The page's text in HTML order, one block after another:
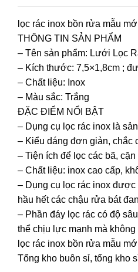
lọc rác inox bồn rửa mẫu
THÔNG TIN SẢN PHẨM
– Tên sản phẩm: Lưới Lọc
– Kích thước: 7,5×1,8cm ;
– Chất liệu: Inox
– Màu sắc: Trắng
ĐẶC ĐIỂM NỔI BẬT
– Dụng cụ lọc rác inox là
– Kiểu dáng đơn giản, chắc
– Tiện ích để lọc các bã,
– Chất liệu: inox cao cấp,
– Dụng cụ lọc rác inox
hầu hết các chậu rửa bát
– Phần đáy lọc rác có độ
thể chịu lực mạnh mà không
lọc rác inox bồn rửa mẫu
Tổng kho buôn sỉ, tổng kho